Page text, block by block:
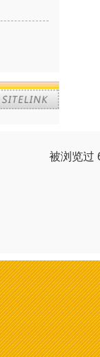
被浏览过